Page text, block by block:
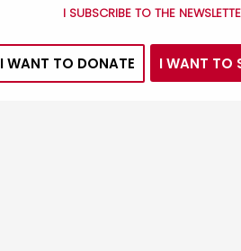
I SUBSCRIBE TO THE
I WANT TO DONATE I WANT TO